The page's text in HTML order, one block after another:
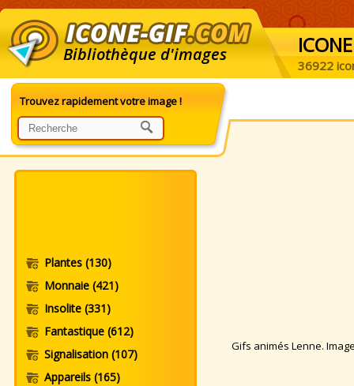
Bibliothèque d'images ICONE
36922
Trouvez rapidement votre image !
Plantes (130)
Monnaie (421)
Insolite (331)
Fantastique (612)
Signalisation (107)
Appareils (165)
Gifs animés Lenne.